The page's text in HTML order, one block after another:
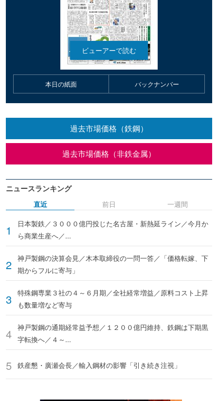
本日の紙面 バックナンバー
過去市場価格（鉄鋼）
過去市場価格（非鉄金属）
ニュースランキング
直近
日本製鉄／３０００億円投じた名古屋・新熱延ライン／今月か
ら商業生産へ／...
神戸製鋼の決算会見／木本取締役の一問一答／「価格転嫁、下
期からフルに寄与」
特殊鋼専業３社の４～６月期／全社経常増益／原料コスト上昇
も数量増など寄与
神戸製鋼の通期経常益予想／１２００億円維持、鉄鋼は下期黒
字転換へ／４～...
鉄産懇・廣瀬会長／輸入鋼材の影響「引き続き注視」
前日 一週間